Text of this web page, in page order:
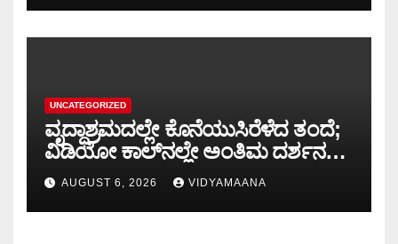
UNCATEGORIZED
ವೃದ್ಧಾಶ್ರಮದಲ್ಲೇ ಕೊನೆಯುಸಿರೆಳೆದ ತಂದೆ;
ವಿಡಿಯೋ ಕಾಲ್‌ನಲ್ಲೇ ಅಂತಿಮ ದರ್ಶನ
ಮಾಡಿದ ಮೂವರು ಪುತ್ರಿಯರು
AUGUST 6, 2026 VIDYAMAANA